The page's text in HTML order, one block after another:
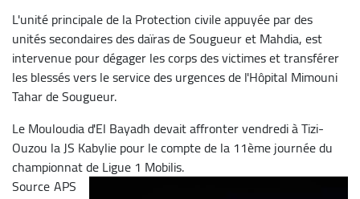
L'unité principale de la Protection civile appuyée par des
unités secondaires des daïras de Sougueur et Mahdia, est
intervenue pour dégager les corps des victimes et transférer
les blessés vers le service des urgences de l'Hôpital Mimouni
Tahar de Sougueur.
Le Mouloudia d'El Bayadh devait affronter vendredi à Tizi-
Ouzou la JS Kabylie pour le compte de la 11ème journée du
championnat de Ligue 1 Mobilis.
SourceAPS